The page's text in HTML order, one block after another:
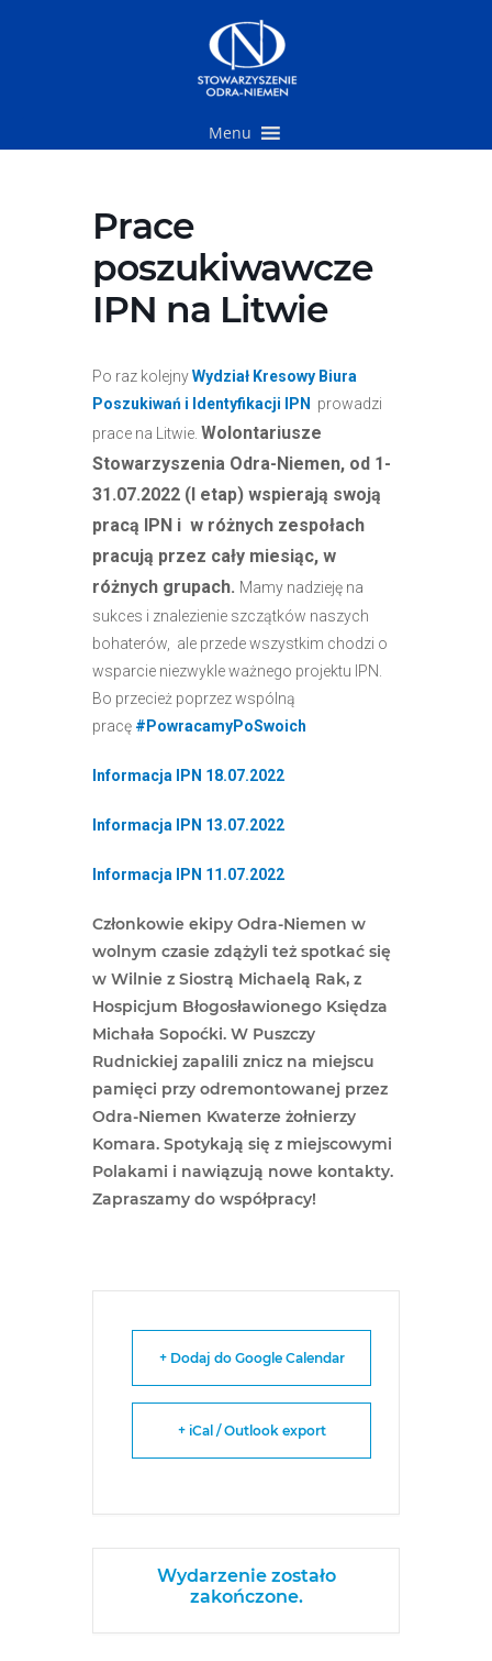
Menu
Prace
poszukiwawcze
IPN na Litwie
Po raz kolejnyWydział Kresowy Biura
Poszukiwań i Identyfikacji IPN
prowadzi
prace na Litwie. Wolontariusze
Stowarzyszenia Odra-Niemen, od 1-
31.07.2022 (I etap) wspierają swoją
pracą IPN i w różnych zespołach
pracują przez cały miesiąc, w
różnych grupach. Mamy nadzieję na
sukces i znalezienie szczątków naszych
bohaterów, ale przede wszystkim chodzi o
wsparcie niezwykle ważnego projektu IPN.
Bo przecież poprzez wspólną
pracę #PowracamyPoSwoich
Informacja IPN 18.07.2022
Informacja IPN 13.07.2022
Informacja IPN 11.07.2022
Członkowie ekipy Odra-Niemen w
wolnym czasie zdążyli też spotkać się
w Wilnie z Siostrą Michaelą Rak, z
Hospicjum Błogosławionego Księdza
Michała Sopoćki. W Puszczy
Rudnickiej zapalili znicz na miejscu
pamięci przy odremontowanej przez
Odra-Niemen Kwaterze żołnierzy
Komara. Spotykają się z miejscowymi
Polakami i nawiązują nowe kontakty.
Zapraszamy do współpracy!
+ Dodaj do Google Calendar
+ iCal / Outlook export
Wydarzenie zostało
zakończone.